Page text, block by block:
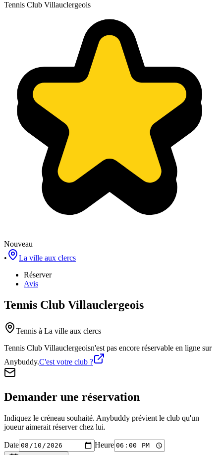
Tennis Club Villauclergeois
Nouveau
•
La ville aux clercs
Réserver
Avis
Tennis Club Villauclergeois
Tennis à La ville aux clercs
Tennis Club Villauclergeoisn'est pas encore réservable en ligne sur
Anybuddy.C'est votre club ?
Demander une réservation
Indiquez le créneau souhaité. Anybuddy prévient le club qu'un
joueur aimerait réserver chez lui.
Date Heure